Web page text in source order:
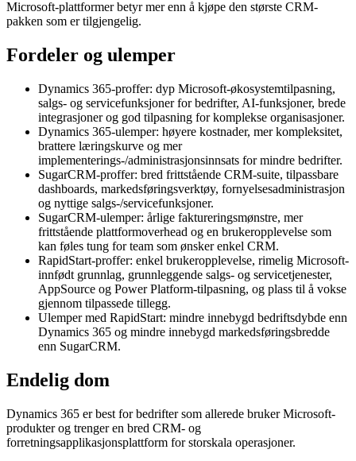
Microsoft-plattformer betyr mer enn å kjøpe den største CRM-
pakken som er tilgjengelig.
Fordeler og ulemper
Dynamics 365-proffer: dyp Microsoft-økosystemtilpasning,
salgs- og servicefunksjoner for bedrifter, AI-funksjoner, brede
integrasjoner og god tilpasning for komplekse organisasjoner.
Dynamics 365-ulemper: høyere kostnader, mer kompleksitet,
brattere læringskurve og mer
implementerings-/administrasjonsinnsats for mindre bedrifter.
SugarCRM-proffer: bred frittstående CRM-suite, tilpassbare
dashboards, markedsføringsverktøy, fornyelsesadministrasjon
og nyttige salgs-/servicefunksjoner.
SugarCRM-ulemper: årlige faktureringsmønstre, mer
frittstående plattformoverhead og en brukeropplevelse som
kan føles tung for team som ønsker enkel CRM.
RapidStart-proffer: enkel brukeropplevelse, rimelig Microsoft-
innfødt grunnlag, grunnleggende salgs- og servicetjenester,
AppSource og Power Platform-tilpasning, og plass til å vokse
gjennom tilpassede tillegg.
Ulemper med RapidStart: mindre innebygd bedriftsdybde enn
Dynamics 365 og mindre innebygd markedsføringsbredde
enn SugarCRM.
Endelig dom
Dynamics 365 er best for bedrifter som allerede bruker Microsoft-
produkter og trenger en bred CRM- og
forretningsapplikasjonsplattform for storskala operasjoner.